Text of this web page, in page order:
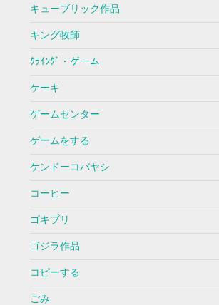
キューブリック作品
キング牧師
ｸﾗｲﾝｸﾞ・ゲーム
ケーキ
ゲームセンター
ゲームをする
ケンドーコバヤシ
コーヒー
ゴキブリ
ゴジラ作品
コピーする
ごみ